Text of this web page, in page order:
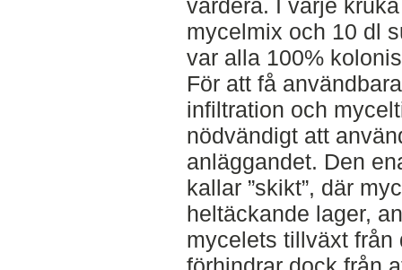
vardera. I varje
mycelmix och 10 dl
var alla 100%
För att få
infiltration och
nödvändigt att
anläggandet. Den
kallar ”skikt”, där
heltäckande lager,
mycelets tillväxt från